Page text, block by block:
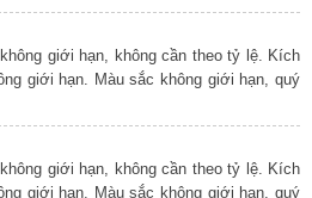
giới hạn, không cần theo tỷ lệ. Kích
giới hạn. Màu sắc không giới hạn, quý
giới hạn, không cần theo tỷ lệ. Kích
giới hạn. Màu sắc không giới hạn, quý